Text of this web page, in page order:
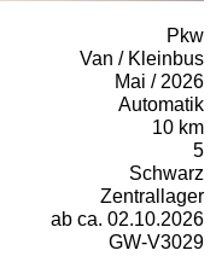
Pkw
Van / Kleinbus
Mai / 2026
Automatik
10 km
5
Schwarz
Zentrallager
ab ca. 02.10.2026
GW-V3029